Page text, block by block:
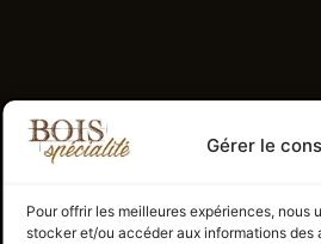
Gérer le
Pour offrir les meilleures expériences,
stocker et/ou accéder aux informations